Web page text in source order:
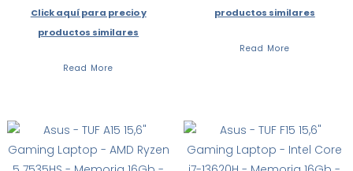
Click aquí para precio y
productos similares
Read More
productos similares
Read More